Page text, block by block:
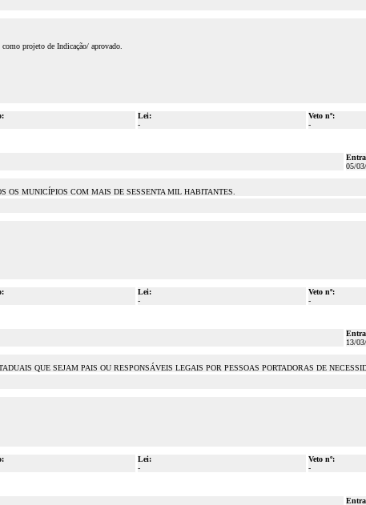
projeto de Indicação/ aprovado.
Lei:
-
Veto nº:
-
05/
OS MUNICÍPIOS COM MAIS DE SESSENTA MIL HABITANTES.
Lei:
-
Veto nº:
-
13/
QUE SEJAM PAIS OU RESPONSÁVEIS LEGAIS POR PESSOAS PORTADORAS DE
Lei:
-
Veto nº:
-